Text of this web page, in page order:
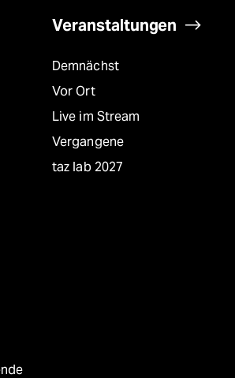
Veranstaltungen
Demnächst
Vor Ort
Live im Stream
Vergangene
taz lab 2027